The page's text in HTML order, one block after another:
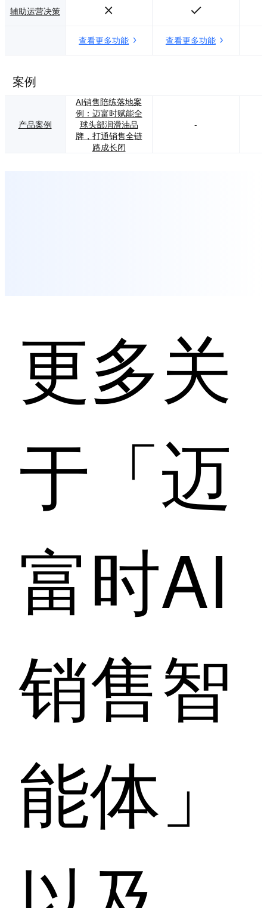
辅助运营决策
查看更多功能 查看更多功能
案例
产品案例
AI销售陪练落地案
例：迈富时赋能全
球头部润滑油品
牌，打通销售全链
路成长闭
-
更多关
于「迈
富时AI
销售智
能体」